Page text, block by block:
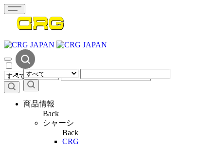
商品情報
Back
シャーシ
Back
CRG